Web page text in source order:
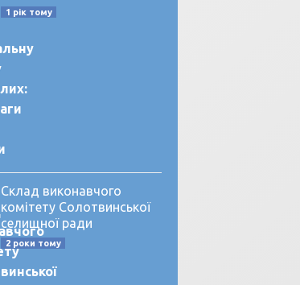
1 рік тому
Склад виконавчого
комітету Солотвинської
селищної ради
2 роки тому